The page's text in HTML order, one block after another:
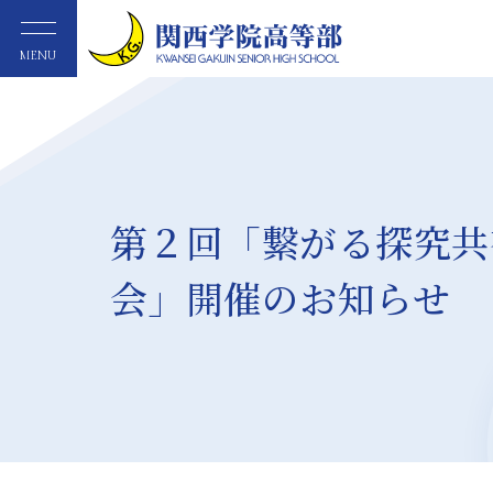
MENU
第２回「繋がる探究
会」開催のお知らせ